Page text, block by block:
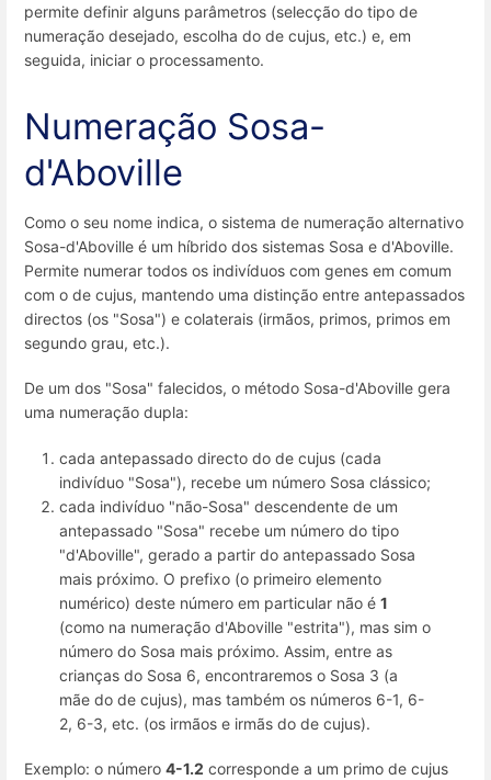
permite definir alguns parâmetros (selecção do tipo de
numeração desejado, escolha do de cujus, etc.) e, em
seguida, iniciar o processamento.
Numeração Sosa-
d'Aboville
Como o seu nome indica, o sistema de numeração alternativo
Sosa-d'Aboville é um híbrido dos sistemas Sosa e d'Aboville.
Permite numerar todos os indivíduos com genes em comum
com o de cujus, mantendo uma distinção entre antepassados
directos (os "Sosa") e colaterais (irmãos, primos, primos em
segundo grau, etc.).
De um dos "Sosa" falecidos, o método Sosa-d'Aboville gera
uma numeração dupla:
cada antepassado directo do de cujus (cada
indivíduo "Sosa"), recebe um número Sosa clássico;
cada indivíduo "não-Sosa" descendente de um
antepassado "Sosa" recebe um número do tipo
"d'Aboville", gerado a partir do antepassado Sosa
mais próximo. O prefixo (o primeiro elemento
numérico) deste número em particular não é 1
(como na numeração d'Aboville "estrita"), mas sim o
número do Sosa mais próximo. Assim, entre as
crianças do Sosa 6, encontraremos o Sosa 3 (a
mãe do de cujus), mas também os números 6-1, 6-
2, 6-3, etc. (os irmãos e irmãs do de cujus).
Exemplo: o número 4-1.2 corresponde a um primo de cujus